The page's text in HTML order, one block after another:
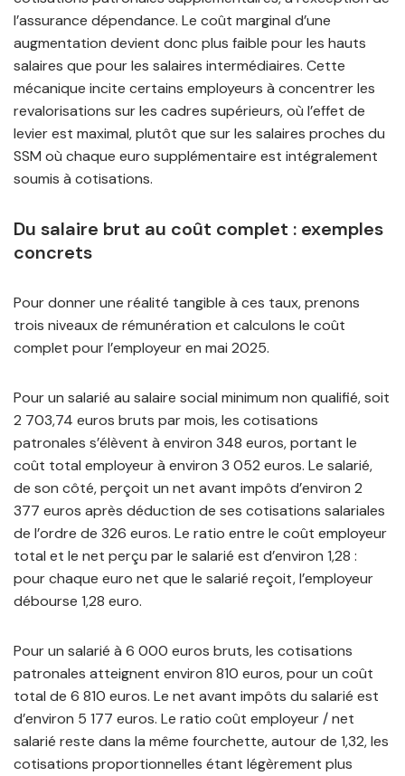
l’assurance dépendance. Le coût marginal d’une
augmentation devient donc plus faible pour les hauts
salaires que pour les salaires intermédiaires. Cette
mécanique incite certains employeurs à concentrer les
revalorisations sur les cadres supérieurs, où l’effet de
levier est maximal, plutôt que sur les salaires proches du
SSM où chaque euro supplémentaire est intégralement
soumis à cotisations.
Du salaire brut au coût complet : exemples
concrets
Pour donner une réalité tangible à ces taux, prenons
trois niveaux de rémunération et calculons le coût
complet pour l’employeur en mai 2025.
Pour un salarié au salaire social minimum non qualifié, soit
2 703,74 euros bruts par mois, les cotisations
patronales s’élèvent à environ 348 euros, portant le
coût total employeur à environ 3 052 euros. Le salarié,
de son côté, perçoit un net avant impôts d’environ 2
377 euros après déduction de ses cotisations salariales
de l’ordre de 326 euros. Le ratio entre le coût employeur
total et le net perçu par le salarié est d’environ 1,28 :
pour chaque euro net que le salarié reçoit, l’employeur
débourse 1,28 euro.
Pour un salarié à 6 000 euros bruts, les cotisations
patronales atteignent environ 810 euros, pour un coût
total de 6 810 euros. Le net avant impôts du salarié est
d’environ 5 177 euros. Le ratio coût employeur / net
salarié reste dans la même fourchette, autour de 1,32, les
cotisations proportionnelles étant légèrement plus